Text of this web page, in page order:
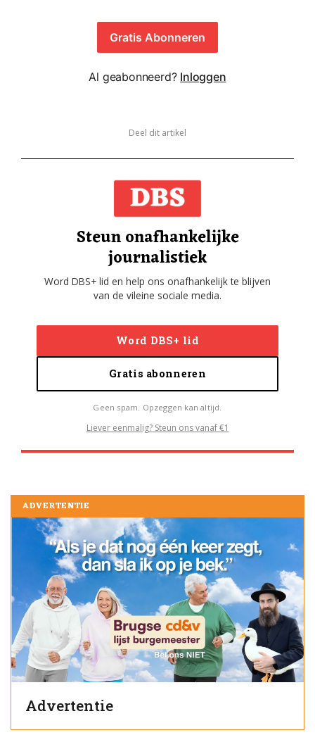
Gratis Abonneren
Al geabonneerd? Inloggen
Deel dit artikel
Steun onafhankelijke
journalistiek
Word DBS+ lid en help ons onafhankelijk te blijven
van de vileine sociale media.
Word DBS+ lid
Gratis abonneren
Geen spam. Opzeggen kan altijd.
Liever eenmalig? Steun ons vanaf €1
ADVERTENTIE
Advertentie